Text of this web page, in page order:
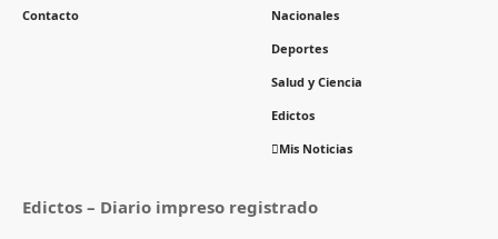
Contacto
Nacionales
Deportes
Salud y Ciencia
Edictos
Mis Noticias
Edictos – Diario impreso registrado